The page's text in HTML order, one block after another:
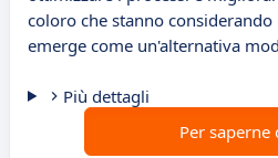
coloro che stanno
emerge come un'alternativa
Più dettagli
Per saperne